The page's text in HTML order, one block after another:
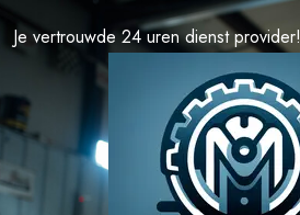
Spring
naar
inhoud
Je vertrouwde 24 uren dienst provider!